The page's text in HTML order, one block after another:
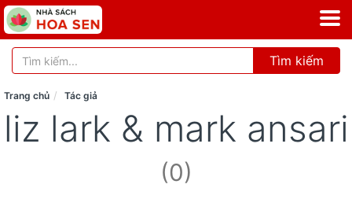
Tìm kiếm
Trang chủ Tác giả
liz lark & mark ansari
(0)